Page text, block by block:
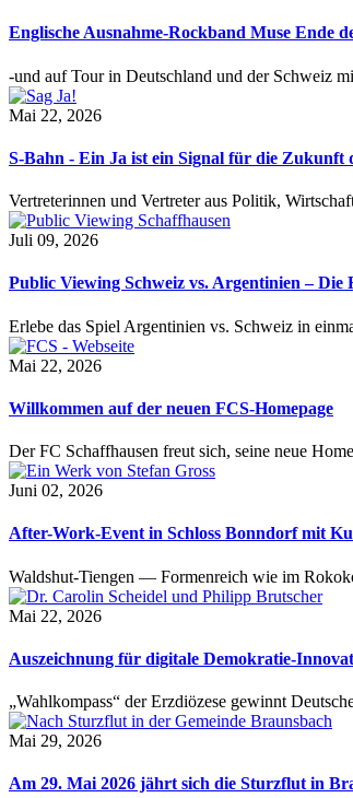
Englische Ausnahme-Rockband Muse Ende
-und auf Tour in Deutschland und der Schweiz
Mai 22, 2026
S-Bahn - Ein Ja ist ein Signal für die Zukunft
Vertreterinnen und Vertreter aus Politik,
Juli 09, 2026
Public Viewing Schweiz vs. Argentinien – Die
Erlebe das Spiel Argentinien vs. Schweiz in
Mai 22, 2026
Willkommen auf der neuen FCS-Homepage
Der FC Schaffhausen freut sich, seine neue
Juni 02, 2026
After-Work-Event in Schloss Bonndorf mit
Waldshut-Tiengen — Formenreich wie im
Mai 22, 2026
Auszeichnung für digitale Demokratie-
„Wahlkompass“ der Erzdiözese gewinnt
Mai 29, 2026
Am 29. Mai 2026 jährt sich die Sturzflut in